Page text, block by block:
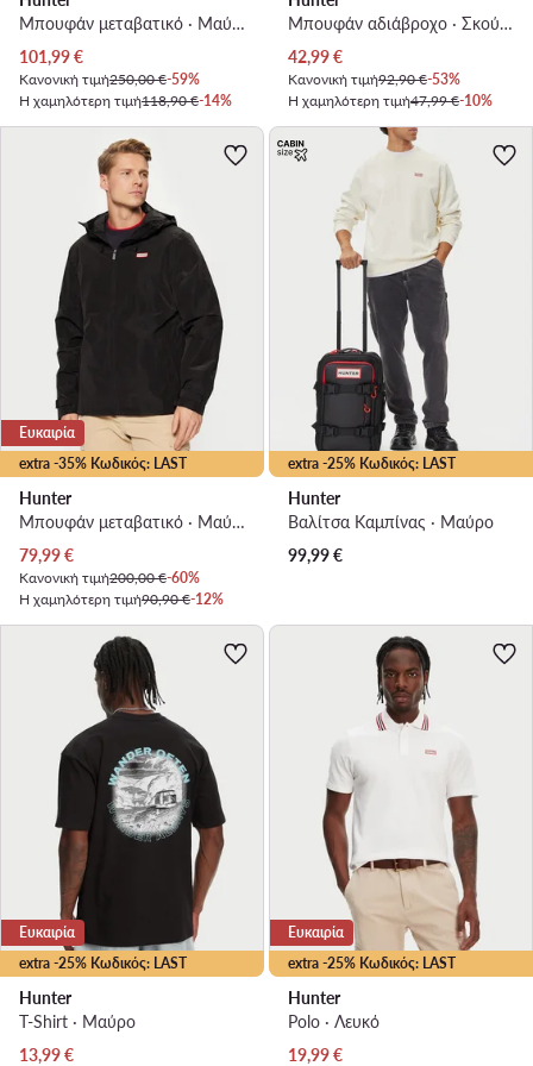
Μπουφάν μεταβατικό · Μαύρο
Τρέχουσα τιμή
101,99€
Κανονική τιμή250,00 €-59%
Η χαμηλότερη τιμή118,90 €-14%
Μπουφάν αδιάβροχο · Σκούρο μπλε
Τρέχουσα τιμή
42,99€
Κανονική τιμή92,90 €-53%
Η χαμηλότερη τιμή47,99 €-10%
extra -35% Κωδικός: LAST
Ευκαιρία
Hunter
Μπουφάν μεταβατικό · Μαύρο
Τρέχουσα τιμή
79,99€
Κανονική τιμή200,00 €-60%
Η χαμηλότερη τιμή90,90 €-12%
extra -25% Κωδικός: LAST
Hunter
Βαλίτσα Καμπίνας · Μαύρο
99,99€
extra -25% Κωδικός: LAST
Ευκαιρία
Hunter
T-Shirt · Μαύρο
Τρέχουσα τιμή
13,99€
extra -25% Κωδικός: LAST
Ευκαιρία
Hunter
Polo · Λευκό
Τρέχουσα τιμή
19,99€